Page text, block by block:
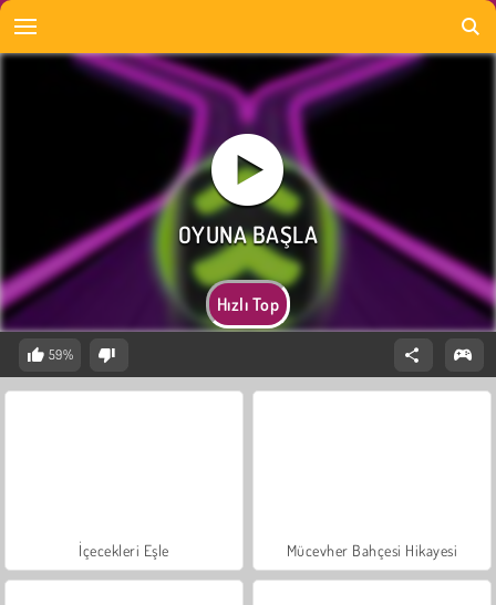
Hızlı Top
59%
İçecekleri Eşle Mücevher Bahçesi Hikayesi